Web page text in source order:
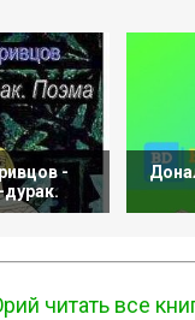
-
читать все